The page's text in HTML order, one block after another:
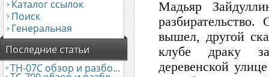
Каталог ссылок
Поиск
Генеральная
Последние статьи
TH-07C обзор и разбо...
Мадьяр
вышел, другой
клубе драку
деревенской